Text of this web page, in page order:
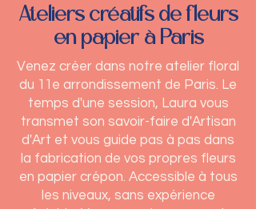
Ateliers créatifs de fleurs
en papier à Paris
Venez créer dans notre atelier floral
du 11e arrondissement de Paris. Le
temps d'une session, Laura vous
transmet son savoir-faire d'Artisan
d'Art et vous guide pas à pas dans
la fabrication de vos propres fleurs
en papier crépon. Accessible à tous
les niveaux, sans expérience